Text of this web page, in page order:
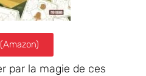
par la magie de ces